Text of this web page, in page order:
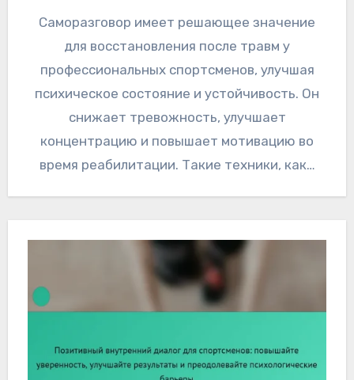
Саморазговор имеет решающее значение
для восстановления после травм у
профессиональных спортсменов, улучшая
психическое состояние и устойчивость. Он
снижает тревожность, улучшает
концентрацию и повышает мотивацию во
время реабилитации. Такие техники, как…